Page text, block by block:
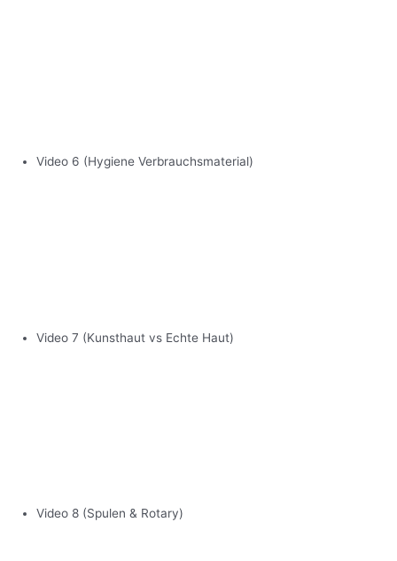
Video 6 (Hygiene Verbrauchsmaterial)
Video 7 (Kunsthaut vs Echte Haut)
Video 8 (Spulen & Rotary)